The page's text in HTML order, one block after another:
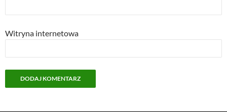
Witryna internetowa